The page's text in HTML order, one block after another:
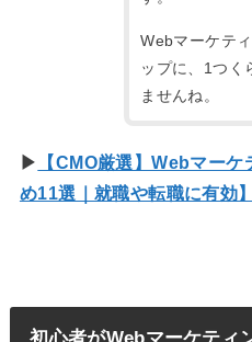
Webマーケテ
ップに、1つく
ませんね。
▶
【CMO厳選】Webマー
め11選｜就職や転職に有効】